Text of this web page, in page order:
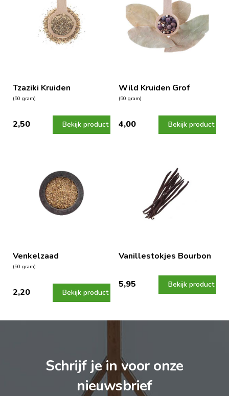
Tzaziki Kruiden
(50 gram)
2,50 Bekijk product
Wild Kruiden Grof
(50 gram)
4,00 Bekijk product
Venkelzaad
(50 gram)
2,20 Bekijk product
Vanillestokjes Bourbon
5,95 Bekijk product
Schrijf je in voor onze
nieuwsbrief